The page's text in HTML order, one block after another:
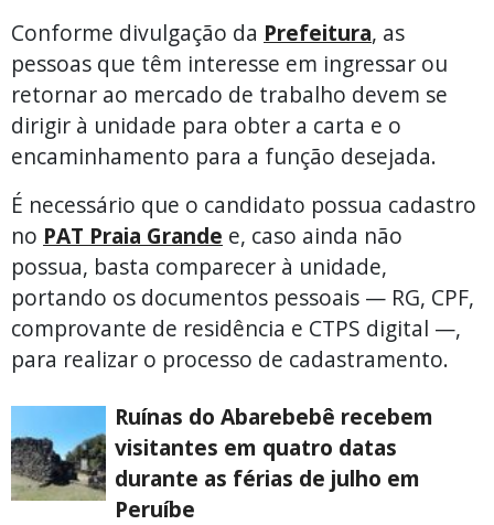
Conforme divulgação da Prefeitura, as
pessoas que têm interesse em ingressar ou
retornar ao mercado de trabalho devem se
dirigir à unidade para obter a carta e o
encaminhamento para a função desejada.
É necessário que o candidato possua cadastro
no PAT Praia Grande e, caso ainda não
possua, basta comparecer à unidade,
portando os documentos pessoais — RG, CPF,
comprovante de residência e CTPS digital —,
para realizar o processo de cadastramento.
Ruínas do Abarebebê recebem
visitantes em quatro datas
durante as férias de julho em
Peruíbe